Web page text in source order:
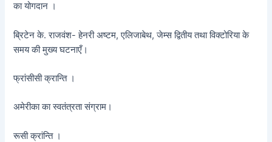
का योगदान ।
ब्रिटेन के. राजवंश- हेनरी अष्टम, एलिजाबेथ, जेम्स द्वितीय तथा विक्टोरिया के
समय की मुख्य घटनाएँ।
फ्रांसीसी क्रान्ति ।
अमेरीका का स्वतंत्रता संग्राम।
रूसी क्रांन्ति ।